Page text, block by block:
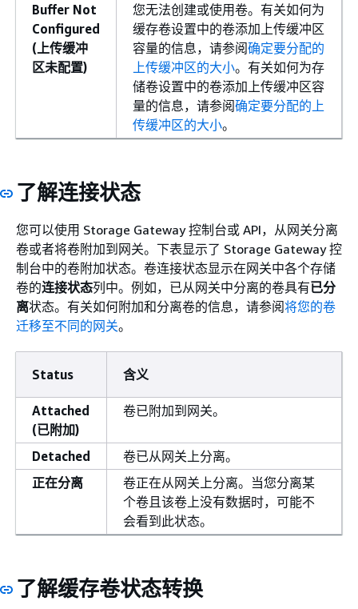
Buffer Not
Configured
(上传缓冲
区未配置)
您无法创建或使用卷。有关如何为
缓存卷设置中的卷添加上传缓冲区
容量的信息，请参阅确定要分配的
上传缓冲区的大小。有关如何为存
储卷设置中的卷添加上传缓冲区容
量的信息，请参阅确定要分配的上
传缓冲区的大小。
了解连接状态
您可以使用 Storage Gateway 控制台或 API，从网关分离
卷或者将卷附加到网关。下表显示了 Storage Gateway 控
制台中的卷附加状态。卷连接状态显示在网关中各个存储
卷的连接状态列中。例如，已从网关中分离的卷具有已分
离状态。有关如何附加和分离卷的信息，请参阅将您的卷
迁移至不同的网关。
Status 含义
Attached
(已附加)
卷已附加到网关。
Detached
卷已从网关上分离。
正在分离
卷正在从网关上分离。当您分离某
个卷且该卷上没有数据时，可能不
会看到此状态。
了解缓存卷状态转换